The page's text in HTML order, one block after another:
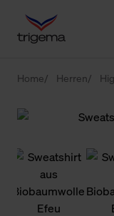
Home Herren